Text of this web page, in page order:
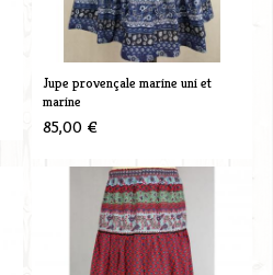
Jupe provençale marine uni et
marine
85,00 €